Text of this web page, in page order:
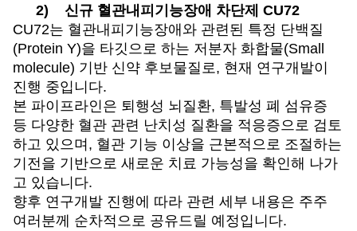
2)
신규 혈관내피기능장애 차단제 CU72
CU72는 혈관내피기능장애와 관련된 특정 단백질
(Protein Y)을 타깃으로 하는 저분자 화합물(Small
molecule) 기반 신약 후보물질로, 현재 연구개발이
진행 중입니다.
본 파이프라인은 퇴행성 뇌질환, 특발성 폐 섬유증
등 다양한 혈관 관련 난치성 질환을 적응증으로 검토
하고 있으며, 혈관 기능 이상을 근본적으로 조절하는
기전을 기반으로 새로운 치료 가능성을 확인해 나가
고 있습니다.
향후 연구개발 진행에 따라 관련 세부 내용은 주주
여러분께 순차적으로 공유드릴 예정입니다.